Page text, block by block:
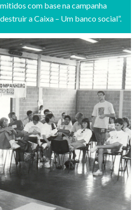
com base na campanha
a Caixa – Um banco social”.